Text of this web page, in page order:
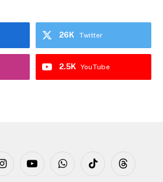
Twitter
26K
YouTube
2.5K
InstagramYouTubeWhatsAppTikTok Threads